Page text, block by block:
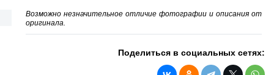
Возможно незначительное отличие фотографии и описания от
оригинала.
Поделиться в социальных сетях: